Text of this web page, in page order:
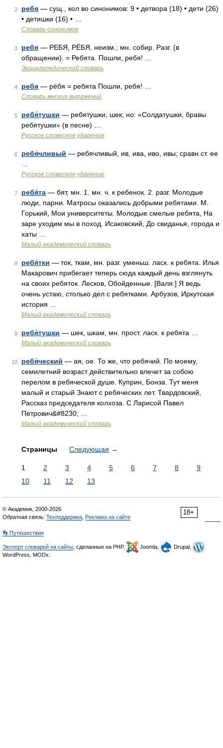
2 ребя — сущ., кол во синонимов: 9 • детвора (18) • дети (26)
• детишки (16) • …
Словарь синонимов
3 ребя — РЕБЯ, РЁБЯ, неизм.; мн. собир. Разг. (в
обращении). = Ребята. Пошли, ребя! …
Энциклопедический словарь
4 ребя — рёбя = ребята Пошли, ребя! …
Словарь многих выражений
5 ребя́тушки — ребятушки, шек; но: «Солдатушки, бравы
ребятушки» (в песне) …
Русское словесное ударение
6 ребя́чливый — ребячливый, ив, ива, иво, ивы; сравн.ст. ее
Русское словесное ударение
7 ребя́та — бят, мн. 1. мн. ч. к ребенок. 2. разг. Молодые
люди, парни. Матросы оказались добрыми ребятами. М.
Горький, Мои университеты. Молодые смелые ребята, На
заре уходим мы в поход. Исаковский, До свиданья, города и
хаты …
Малый академический словарь
8 ребя́тки — ток, ткам, мн. разг. уменьш. ласк. к ребята. Илья
Макарович прибегает теперь сюда каждый день взглянуть
на своих ребяток. Лесков, Обойденные. [Валя:] Я ведь
очень устаю, столько дел с ребятками. Арбузов, Иркутская
история …
Малый академический словарь
9 ребя́тушки — шек, шкам, мн. прост. ласк. к ребята …
Малый академический словарь
10 ребя́ческий — ая, ое. То же, что ребячий. По моему,
семилетний возраст действительно влечет за собою
перелом в ребяческой душе. Куприн, Бонза. Тут меня
малый и старый Знают с ребяческих лет. Твардовский,
Рассказ председателя колхоза. С Ларисой Павел
Петрович&#8230; …
Малый академический словарь
Страницы Следующая →
1 2 3 4 5 6 7 8
9
10
11 12 13
18+
© Академик, 2000-2026
Обратная связь: Техподдержка Реклама на сайте
👣 Путешествия
Экспорт словарей на сайты , сделанные на PHP, Joomla,
Drupal,
WordPress, MODx.